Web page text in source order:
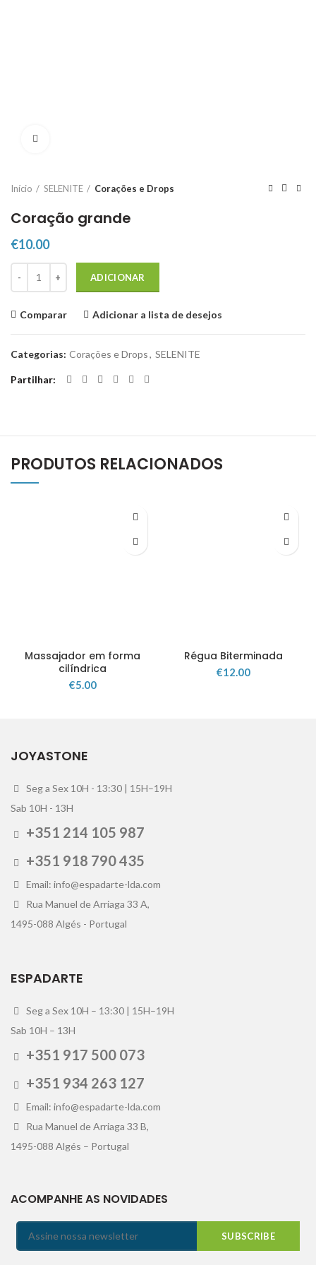
Início SELENITE Corações e Drops
Coração grande
€10.00
ADICIONAR
Comparar Adicionar a lista de desejos
Categorias: Corações e Drops, SELENITE
Partilhar
PRODUTOS RELACIONADOS
Massajador em forma
cilíndrica
€5.00
Régua Biterminada
€12.00
JOYASTONE
Seg a Sex 10H - 13:30 | 15H–19H
Sab 10H - 13H
+351 214 105 987
+351 918 790 435
Email: info@espadarte-lda.com
Rua Manuel de Arriaga 33 A,
1495-088 Algés - Portugal
ESPADARTE
Seg a Sex 10H – 13:30 | 15H–19H
Sab 10H – 13H
+351 917 500 073
+351 934 263 127
Email: info@espadarte-lda.com
Rua Manuel de Arriaga 33 B,
1495-088 Algés – Portugal
ACOMPANHE AS NOVIDADES